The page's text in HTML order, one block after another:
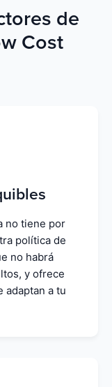
de
Cost
no tiene por
política de
no habrá
y ofrece
adaptan a tu